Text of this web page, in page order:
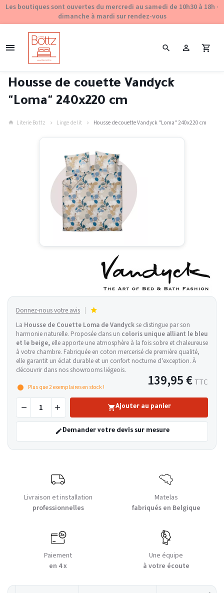
Les boutiques sont ouvertes du mercredi au samedi de 10h30 à 18h ·
dimanche à mardi sur rendez-vous
Housse de couette Vandyck
"Loma" 240x220 cm
Literie Bottz Linge de lit Housse de couette Vandyck "Loma" 240x220 cm
Donnez-nous votre avis
La Housse de Couette Loma de Vandyck se distingue par son
harmonie naturelle. Proposée dans un coloris unique alliant le bleu
et le beige, elle apporte une atmosphère à la fois sobre et chaleureuse
à votre chambre. Fabriquée en coton mercerisé de première qualité,
elle garantit un éclat durable et un confort nocturne d'exception. À
découvrir dans nos showrooms liégeois.
139,95 € TTC
Plus que2exemplaires en stock !
Ajouter au panier
Demander votre devis sur mesure
Livraison et installation
professionnelles
Matelas
fabriqués en Belgique
Paiement
en 4 x
Une équipe
à votre écoute